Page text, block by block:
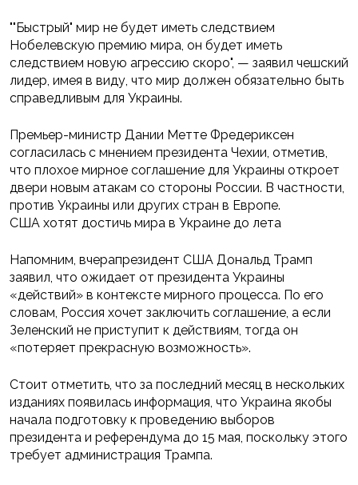
""Быстрый" мир не будет иметь следствием
Нобелевскую премию мира, он будет иметь
следствием новую агрессию скоро", — заявил чешский
лидер, имея в виду, что мир должен обязательно быть
справедливым для Украины.
Премьер-министр Дании Метте Фредериксен
согласилась с мнением президента Чехии, отметив,
что плохое мирное соглашение для Украины откроет
двери новым атакам со стороны России. В частности,
против Украины или других стран в Европе.
США хотят достичь мира в Украине до лета
Напомним, вчерапрезидент США Дональд Трамп
заявил, что ожидает от президента Украины
«действий» в контексте мирного процесса. По его
словам, Россия хочет заключить соглашение, а если
Зеленский не приступит к действиям, тогда он
«потеряет прекрасную возможность».
Стоит отметить, что за последний месяц в нескольких
изданиях появилась информация, что Украина якобы
начала подготовку к проведению выборов
президента и референдума до 15 мая, поскольку этого
требует администрация Трампа.